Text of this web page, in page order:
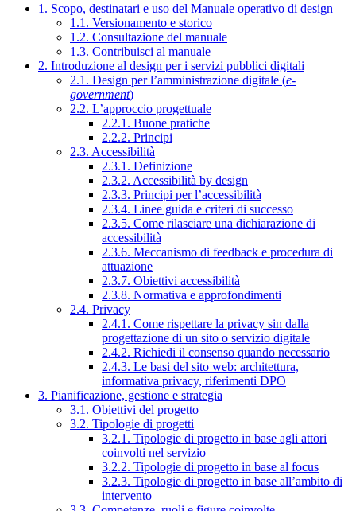
1. Scopo, destinatari e uso del Manuale operativo di design
1.1. Versionamento e storico
1.2. Consultazione del manuale
1.3. Contribuisci al manuale
2. Introduzione al design per i servizi pubblici digitali
2.1. Design per l’amministrazione digitale (e-
government)
2.2. L’approccio progettuale
2.2.1. Buone pratiche
2.2.2. Principi
2.3. Accessibilità
2.3.1. Definizione
2.3.2. Accessibilità by design
2.3.3. Principi per l’accessibilità
2.3.4. Linee guida e criteri di successo
2.3.5. Come rilasciare una dichiarazione di
accessibilità
2.3.6. Meccanismo di feedback e procedura di
attuazione
2.3.7. Obiettivi accessibilità
2.3.8. Normativa e approfondimenti
2.4. Privacy
2.4.1. Come rispettare la privacy sin dalla
progettazione di un sito o servizio digitale
2.4.2. Richiedi il consenso quando necessario
2.4.3. Le basi del sito web: architettura,
informativa privacy, riferimenti DPO
3. Pianificazione, gestione e strategia
3.1. Obiettivi del progetto
3.2. Tipologie di progetti
3.2.1. Tipologie di progetto in base agli attori
coinvolti nel servizio
3.2.2. Tipologie di progetto in base al focus
3.2.3. Tipologie di progetto in base all’ambito di
intervento